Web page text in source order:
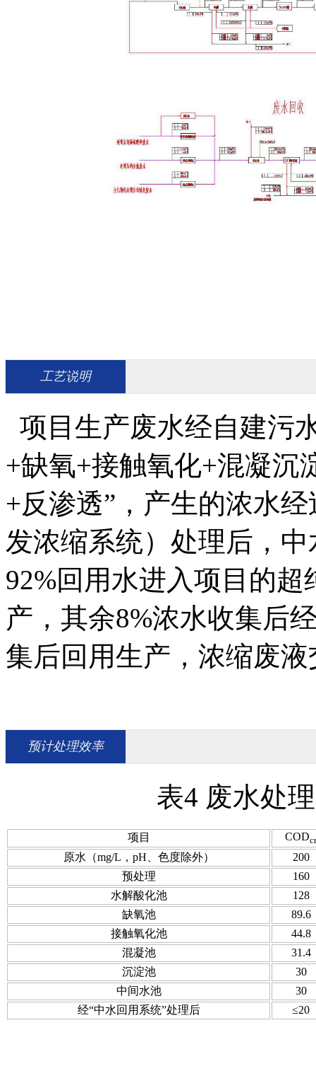
工艺说明
项目生产废水经自建污
+缺氧+接触氧化+混凝沉
+反渗透”，产生的浓水
发浓缩系统）处理后，
92%回用水进入项目的
产，其余8%浓水收集后
集后回用生产，浓缩废
预计处理效率
表4 废水处
项目 CODcr
原水（mg/L，pH、色度除外）
200
预处理
160
水解酸化池
128
缺氧池
89.6
接触氧化池
44.8
混凝池
31.4
沉淀池
30
中间水池
30
经“中水回用系统”处理后
≤20